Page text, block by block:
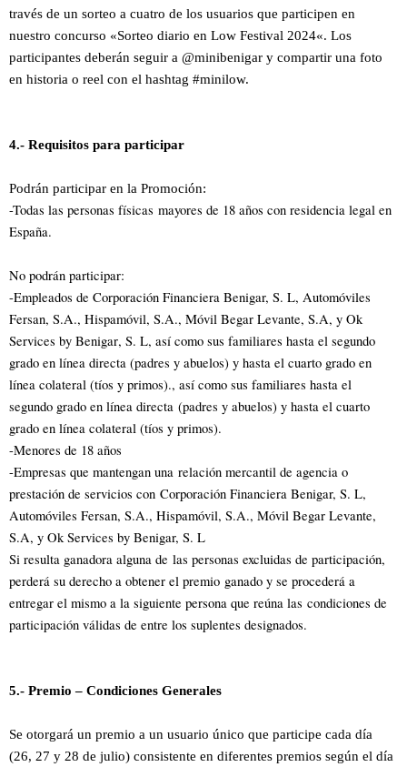
través de un sorteo a cuatro de los usuarios que participen en
nuestro concurso «Sorteo diario en Low Festival 2024«. Los
participantes deberán seguir a @minibenigar y compartir una foto
en historia o reel con el hashtag #minilow.
4.- Requisitos para participar
Podrán participar en la Promoción:
-Todas las personas físicas mayores de 18 años con residencia legal en
España.
No podrán participar:
-Empleados de Corporación Financiera Benigar, S. L, Automóviles
Fersan, S.A., Hispamóvil, S.A., Móvil Begar Levante, S.A, y Ok
Services by Benigar, S. L, así como sus familiares hasta el segundo
grado en línea directa (padres y abuelos) y hasta el cuarto grado en
línea colateral (tíos y primos)., así como sus familiares hasta el
segundo grado en línea directa (padres y abuelos) y hasta el cuarto
grado en línea colateral (tíos y primos).
-Menores de 18 años
-Empresas que mantengan una relación mercantil de agencia o
prestación de servicios con Corporación Financiera Benigar, S. L,
Automóviles Fersan, S.A., Hispamóvil, S.A., Móvil Begar Levante,
S.A, y Ok Services by Benigar, S. L
Si resulta ganadora alguna de las personas excluidas de participación,
perderá su derecho a obtener el premio ganado y se procederá a
entregar el mismo a la siguiente persona que reúna las condiciones de
participación válidas de entre los suplentes designados.
5.- Premio – Condiciones Generales
Se otorgará un premio a un usuario único que participe cada día
(26, 27 y 28 de julio) consistente en diferentes premios según el día